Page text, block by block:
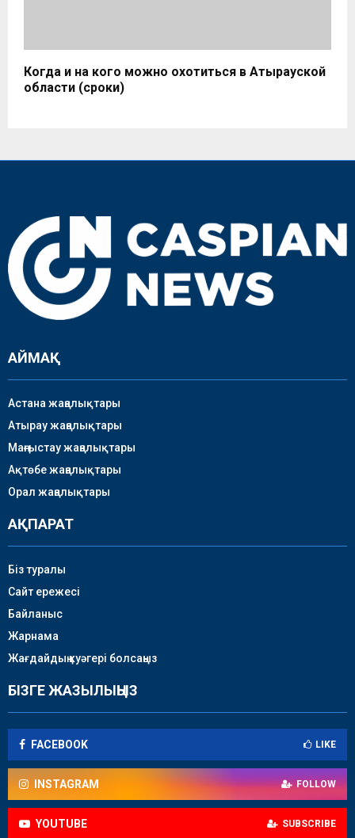
Когда и на кого можно охотиться в Атырауской
области (сроки)
АЙМАҚ
Астана жаңалықтары
Атырау жаңалықтары
Маңғыстау жаңалықтары
Ақтөбе жаңалықтары
Орал жаңалықтары
АҚПАРАТ
Біз туралы
Сайт ережесі
Байланыс
Жарнама
Жағдайдың куәгері болсаңыз
БІЗГЕ ЖАЗЫЛЫҢЫЗ
FACEBOOK LIKE
INSTAGRAM FOLLOW
YOUTUBE SUBSCRIBE